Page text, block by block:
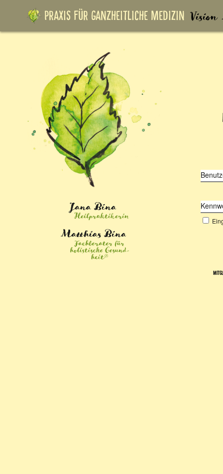
PRAXIS FÜR GANZHEITLICHE MEDIZIN Vision